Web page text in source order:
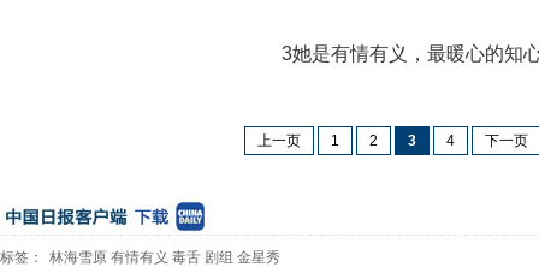
3她是有情有义，最暖心的知
上一页 1 2 3 4 下一页
标签： 林海雪原 有情有义 毒舌 剧组 金星秀